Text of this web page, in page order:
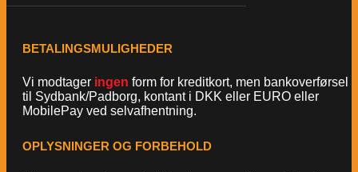
BETALINGSMULIGHEDER
Vi modtager ingen form for kreditkort, men bankoverførsel
til Sydbank/Padborg, kontant i DKK eller EURO eller
MobilePay ved selvafhentning.
OPLYSNINGER OG FORBEHOLD